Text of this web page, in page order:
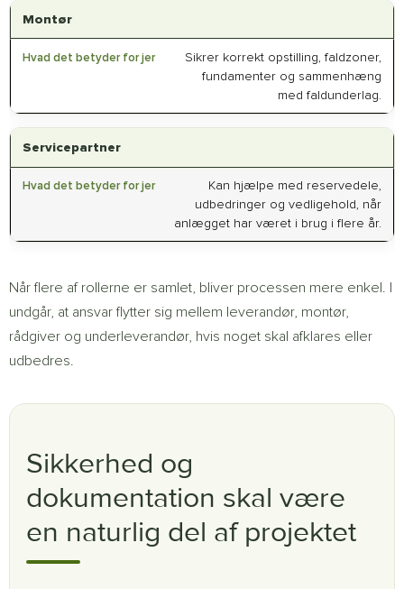
Montør
Sikrer korrekt opstilling, faldzoner,
fundamenter og sammenhæng
med faldunderlag.
Servicepartner
Kan hjælpe med reservedele,
udbedringer og vedligehold, når
anlægget har været i brug i flere år.
Når flere af rollerne er samlet, bliver processen mere enkel. I
undgår, at ansvar flytter sig mellem leverandør, montør,
rådgiver og underleverandør, hvis noget skal afklares eller
udbedres.
Sikkerhed og
dokumentation skal være
en naturlig del af projektet